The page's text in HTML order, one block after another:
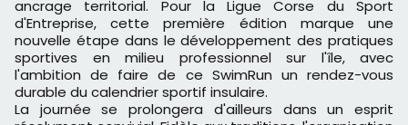
ancrage territorial. Pour la Ligue Corse du Sport
d'Entreprise, cette première édition marque une
nouvelle étape dans le développement des pratiques
sportives en milieu professionnel sur l'île, avec
l'ambition de faire de ce SwimRun un rendez-vous
durable du calendrier sportif insulaire.
La journée se prolongera d'ailleurs dans un esprit